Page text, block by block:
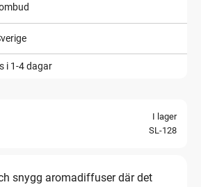
i 1-4 dagar
I lager
SL-128
snygg aromadiffuser där det